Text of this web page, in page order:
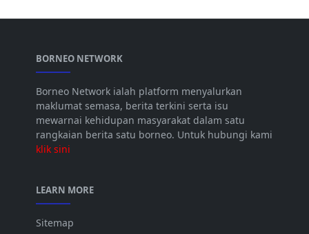
BORNEO NETWORK
Borneo Network ialah platform menyalurkan
maklumat semasa, berita terkini serta isu
mewarnai kehidupan masyarakat dalam satu
rangkaian berita satu borneo. Untuk hubungi kami
klik sini
LEARN MORE
Sitemap